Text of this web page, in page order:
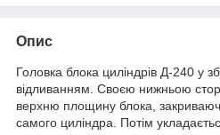
Опис
Головка блока циліндрів Д-240 у
відливанням. Своєю нижньою
верхню площину блока,
самого циліндра. Потім